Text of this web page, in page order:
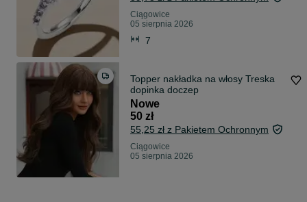
Ciągowice
05 sierpnia 2026
7
Topper nakładka na włosy Treska
dopinka doczep
Nowe
50 zł
55,25 zł z Pakietem Ochronnym
Ciągowice
05 sierpnia 2026